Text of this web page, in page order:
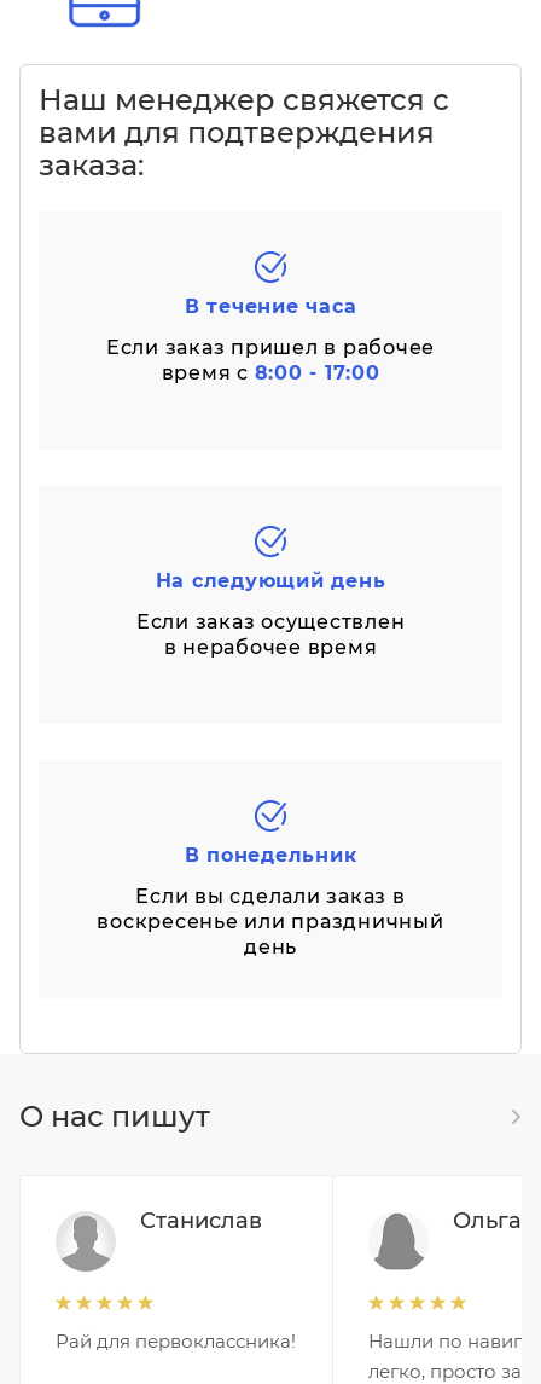
Наш менеджер свяжется с
вами для подтверждения
заказа:
В течение часа
Если заказ пришел в рабочее
время с 8:00 - 17:00
На следующий день
Если заказ осуществлен
в нерабочее время
В понедельник
Если вы сделали заказ в
воскресенье или праздничный
день
О нас пишут
Станислав
Рай для первоклассника!
Ольга
Нашли по
легко, просто